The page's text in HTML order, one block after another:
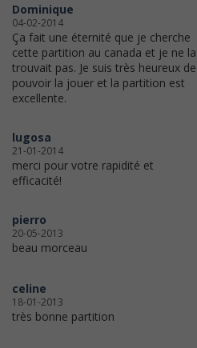
Dominique
04-02-2014
Ça fait une éternité que je cherche
cette partition au canada et je ne la
trouvait pas. Je suis très heureux de
pouvoir la jouer et la partition est
excellente.
lugosa
21-01-2014
merci pour votre rapidité et
efficacité!
pierro
20-05-2013
beau morceau
celine
18-01-2013
très bonne partition